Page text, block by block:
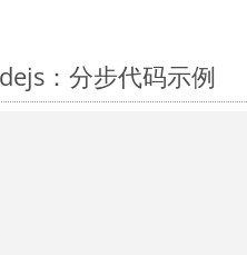
：分步代码示例